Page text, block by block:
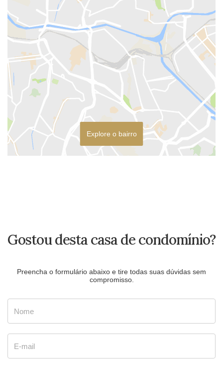
Explore o bairro
Gostou desta casa de condomínio?
Preencha o formulário abaixo e tire todas suas dúvidas sem
compromisso.